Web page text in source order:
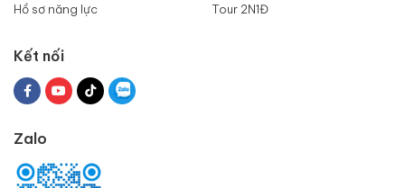
Hồ sơ năng lực
Tour 2N1Đ
Kết nối
Zalo